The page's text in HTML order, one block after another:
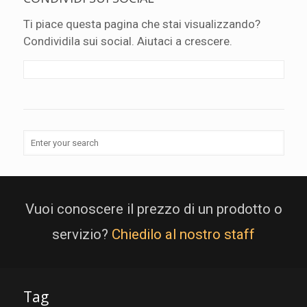
Ti piace questa pagina che stai visualizzando?
Condividila sui social. Aiutaci a crescere.
Vuoi conoscere il prezzo di un prodotto o
servizio? Chiedilo al nostro staff
Tag